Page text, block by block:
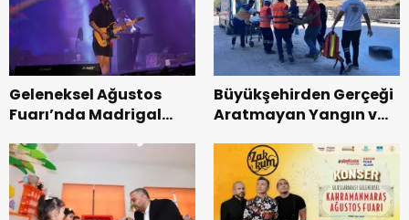
Geleneksel Ağustos
Fuarı’nda Madrigal
Büyükşehirden Gerçeği
Aratmayan Yangın ve